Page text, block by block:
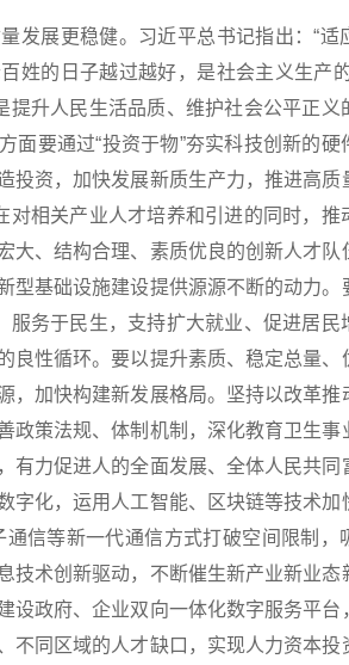
展更稳健。习近平总书记指出：“适
姓的日子越过越好，是社会主义生产
提升人民生活品质、维护社会公平正义
面要通过“投资于物”夯实科技创新的硬
投资，加快发展新质生产力，推进高质
对相关产业人才培养和引进的同时，推
大、结构合理、素质优良的创新人才队
型基础设施建设提供源源不断的动力。
服务于民生，支持扩大就业、促进居民
良性循环。要以提升素质、稳定总量、
，加快构建新发展格局。坚持以改革推
政策法规、体制机制，深化教育卫生事
有力促进人的全面发展、全体人民共同
字化，运用人工智能、区块链等技术加
信等新一代通信方式打破空间限制，
技术创新驱动，不断催生新产业新业态
设政府、企业双向一体化数字服务平台
不同区域的人才缺口，实现人力资本投